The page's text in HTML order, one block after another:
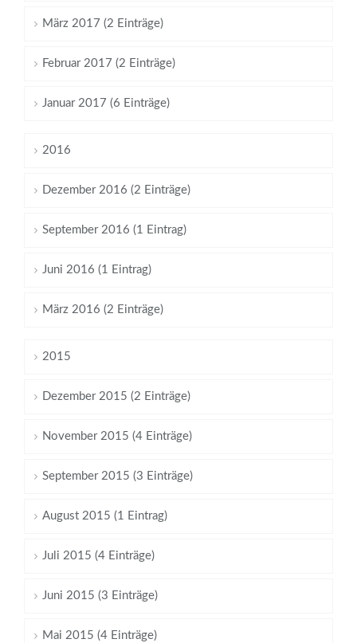
März 2017 (2 Einträge)
Februar 2017 (2 Einträge)
Januar 2017 (6 Einträge)
2016
Dezember 2016 (2 Einträge)
September 2016 (1 Eintrag)
Juni 2016 (1 Eintrag)
März 2016 (2 Einträge)
2015
Dezember 2015 (2 Einträge)
November 2015 (4 Einträge)
September 2015 (3 Einträge)
August 2015 (1 Eintrag)
Juli 2015 (4 Einträge)
Juni 2015 (3 Einträge)
Mai 2015 (4 Einträge)